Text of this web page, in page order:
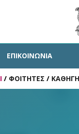
ΕΠΙΚΟΙΝΩΝΙΑ
/ ΦΟΙΤΗΤΕΣ /